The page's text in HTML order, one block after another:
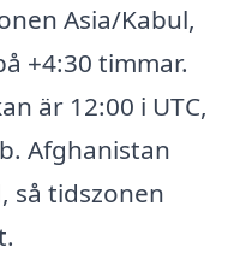
Asia/Kabul,
+4:30 timmar.
är 12:00 i UTC,
Afghanistan
så tidszonen